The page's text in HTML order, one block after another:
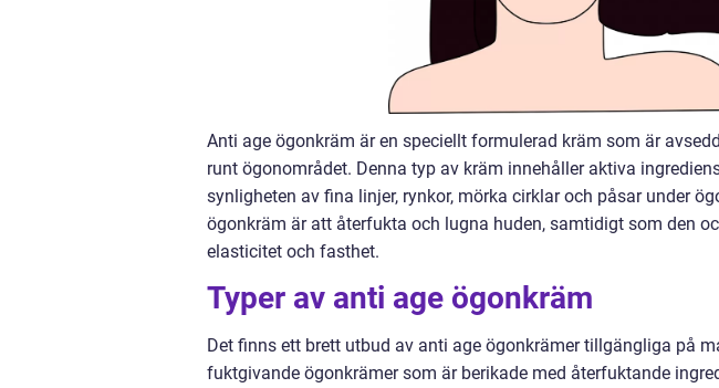
Anti age ögonkräm är en speciellt formulerad kräm som är
runt ögonområdet. Denna typ av kräm innehåller aktiva
synligheten av fina linjer, rynkor, mörka cirklar och påsar under
ögonkräm är att återfukta och lugna huden, samtidigt som den
elasticitet och fasthet.
Typer av anti age ögonkräm
Det finns ett brett utbud av anti age ögonkrämer tillgängliga på
fuktgivande ögonkrämer som är berikade med återfuktande